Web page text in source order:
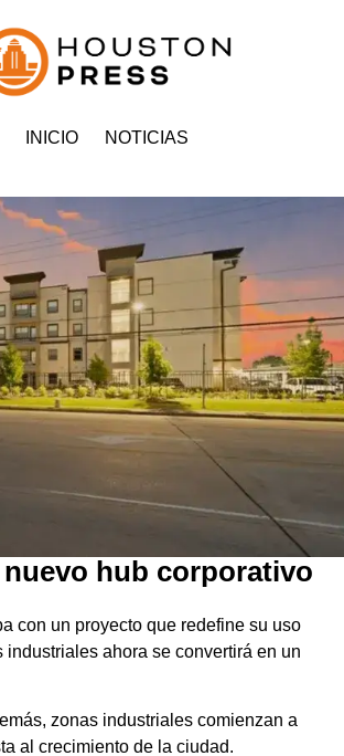
INICIO NOTICIAS
hub corporativo
con un proyecto que redefine su uso
ahora se convertirá en un
zonas industriales comienzan a
al crecimiento de la ciudad.